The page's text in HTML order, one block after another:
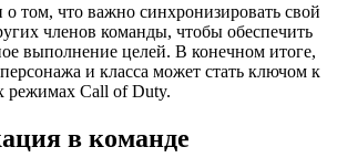
о том, что важно синхронизировать свой
членов команды, чтобы обеспечить
выполнение целей. В конечном итоге,
и класса может стать ключом к
режимах Call of Duty.
в команде